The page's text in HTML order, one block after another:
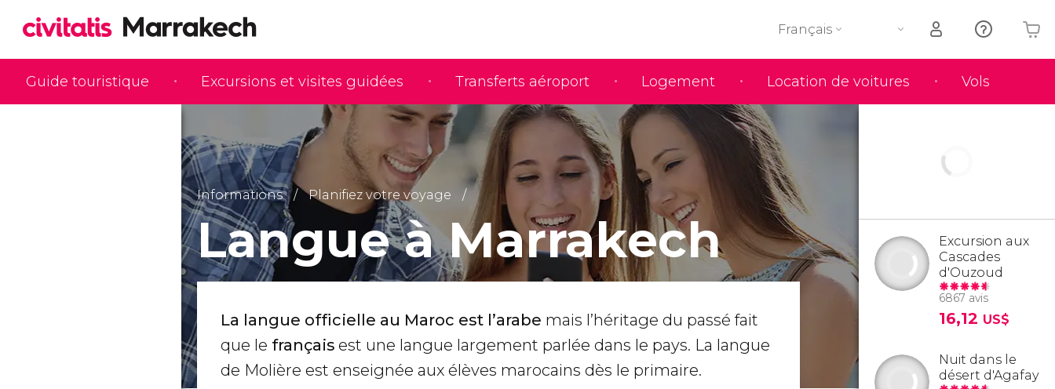
Guide touristique Excursions et visites guidées Transferts aéroport Logement Location de voitures Vols
Français
Votre panier est vide
Informations Planifiez votre voyage
Langue à Marrakech
La langue officielle au Maroc est l’arabe mais l’héritage du passé fait
que le français est une langue largement parlée dans le pays. La langue
de Molière est enseignée aux élèves marocains dès le primaire.
Excursion aux
Cascades
d'Ouzoud
6867 avis
16,12 US$
Nuit dans le
désert d'Agafay